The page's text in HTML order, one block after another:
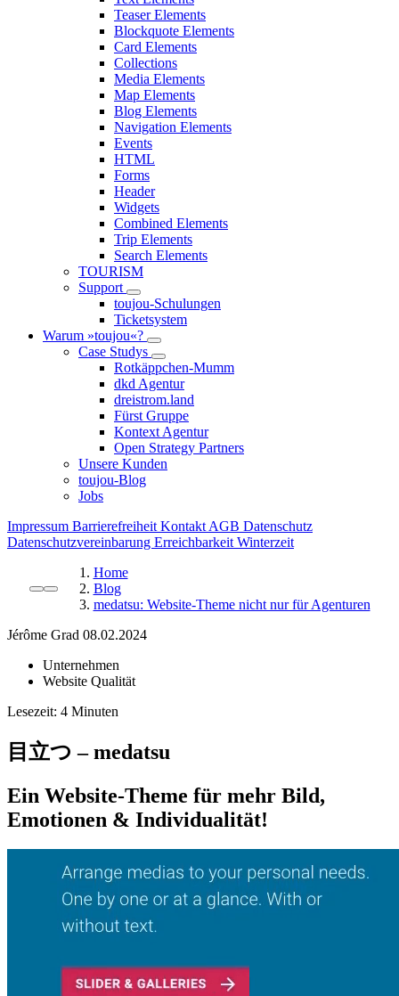
Teaser Elements
Blockquote Elements
Card Elements
Collections
Media Elements
Map Elements
Blog Elements
Navigation Elements
Events
HTML
Forms
Header
Widgets
Combined Elements
Trip Elements
Search Elements
TOURISM
Support
toujou-Schulungen
Ticketsystem
Warum »toujou«?
Case Studys
Rotkäppchen-Mumm
dkd Agentur
dreistrom.land
Fürst Gruppe
Kontext Agentur
Open Strategy Partners
Unsere Kunden
toujou-Blog
Jobs
Impressum Barrierefreiheit Kontakt AGB Datenschutz
Datenschutzvereinbarung Erreichbarkeit Winterzeit
Home
Blog
medatsu: Website-Theme nicht nur für Agenturen
Jérôme Grad 08.02.2024
Unternehmen
Website Qualität
Lesezeit:
目立つ – medatsu
Ein Website-Theme für mehr Bild,
Emotionen & Individualität!